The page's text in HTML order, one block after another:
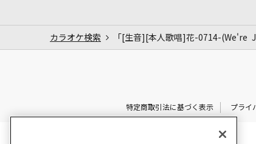
カラオケ検索 「[生音][本人歌唱]花-0714-
特定商取引法に基づく表示
プライ